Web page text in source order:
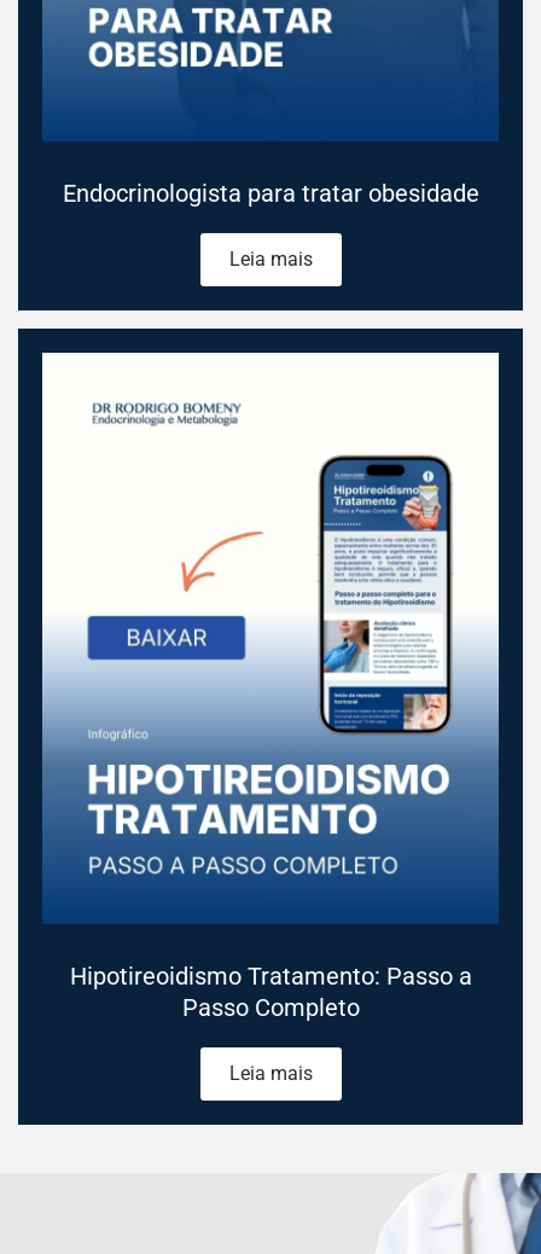
Endocrinologista para tratar obesidade
Leia mais
Hipotireoidismo Tratamento: Passo a
Passo Completo
Leia mais